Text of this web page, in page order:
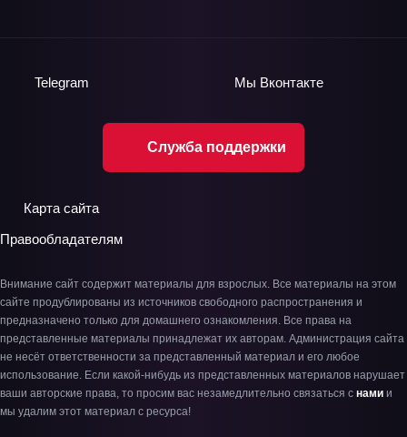
Служба поддержки
Telegram Мы Вконтакте
Карта сайта
Правообладателям
Внимание сайт содержит материалы для взрослых. Все материалы на этом
сайте продублированы из источников свободного распространения и
предназначено только для домашнего ознакомления. Все права на
представленные материалы принадлежат их авторам. Администрация сайта
не несёт ответственности за представленный материал и его любое
использование. Если какой-нибудь из представленных материалов нарушает
ваши авторские права, то просим вас незамедлительно связаться с нами и
мы удалим этот материал с ресурса!